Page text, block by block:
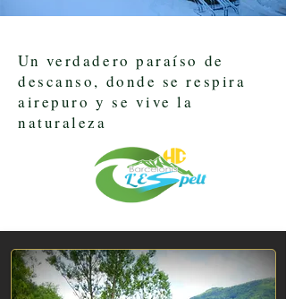
Un verdadero paraíso de
descanso, donde se respira
airepuro y se vive la
naturaleza